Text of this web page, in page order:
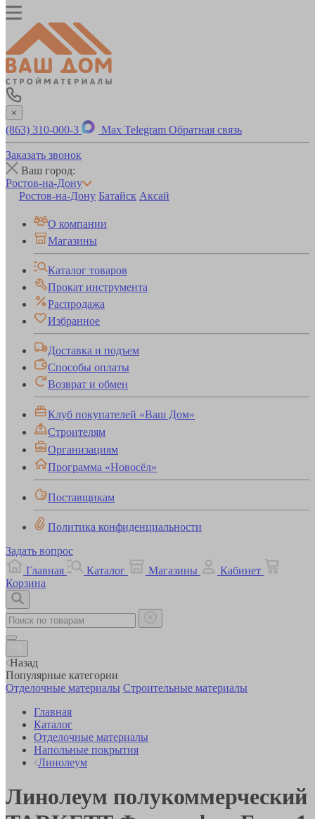
×
(863) 310-000-3 Max Telegram Обратная связь
Заказать звонок
Ваш город:
Ростов-на-Дону
Ростов-на-Дону Батайск Аксай
О компании
Магазины
Каталог товаров
Прокат инструмента
Распродажа
Избранное
Доставка и подъем
Способы оплаты
Возврат и обмен
Клуб покупателей «Ваш Дом»
Строителям
Организациям
Программа «Новосёл»
Поставщикам
Политика конфиденциальности
Задать вопрос
Главная
Каталог Магазины
Кабинет
Корзина
Назад
Популярные категории
Отделочные материалы Строительные материалы
Главная
Каталог
Отделочные материалы
Напольные покрытия
Линолеум
Линолеум полукоммерческий